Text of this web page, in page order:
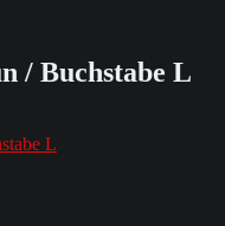
/ Buchstabe L
L